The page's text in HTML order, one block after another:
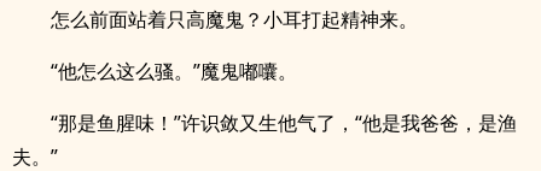
怎么前面站着只高魔鬼？小耳打起精神来。
“他怎么这么骚。”魔鬼嘟囔。
“那是鱼腥味！”许识敛又生他气了，“他是我爸爸，是渔
夫。”